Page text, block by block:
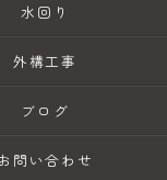
水回り
外構工事
ブログ
お問い合わせ